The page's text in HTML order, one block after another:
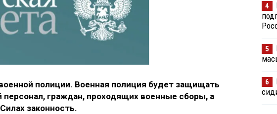
полиции. Военная полиция будет защищать
граждан, проходящих военные сборы, а
законность.
4
5
6